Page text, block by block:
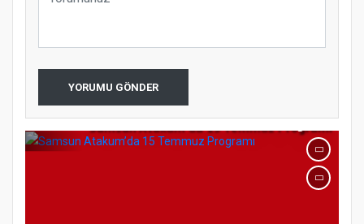
YORUMU GÖNDER